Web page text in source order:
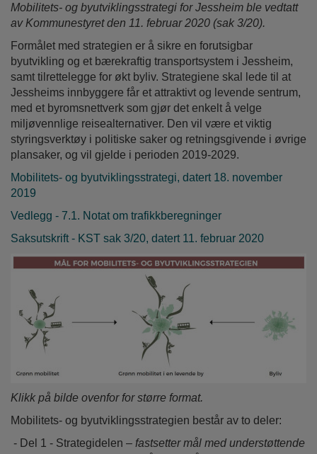
Mobilitets- og byutviklingsstrategi for Jessheim ble vedtatt
av Kommunestyret den 11. februar 2020 (sak 3/20).
Formålet med strategien er å sikre en forutsigbar
byutvikling og et bærekraftig transportsystem i Jessheim,
samt tilrettelegge for økt byliv. Strategiene skal lede til at
Jessheims innbyggere får et attraktivt og levende sentrum,
med et byromsnettverk som gjør det enkelt å velge
miljøvennlige reisealternativer. Den vil være et viktig
styringsverktøy i politiske saker og retningsgivende i øvrige
plansaker, og vil gjelde i perioden 2019-2029.
Mobilitets- og byutviklingsstrategi, datert 18. november
2019
Vedlegg - 7.1. Notat om trafikkberegninger
Saksutskrift - KST sak 3/20, datert 11. februar 2020
Klikk på bilde ovenfor for større format.
Mobilitets- og byutviklingsstrategien består av to deler:
- Del 1 - Strategidelen – fastsetter mål med understøttende